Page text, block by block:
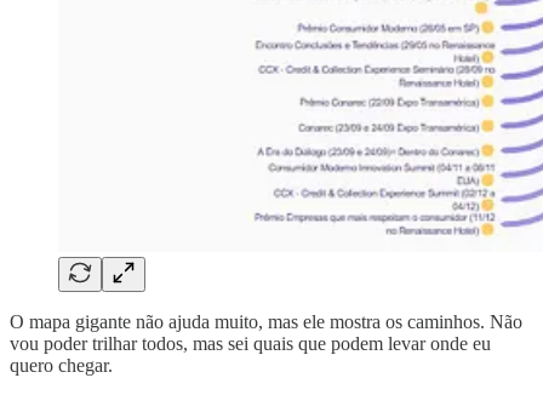
O mapa gigante não ajuda muito, mas ele mostra os caminhos. Não
vou poder trilhar todos, mas sei quais que podem levar onde eu
quero chegar.